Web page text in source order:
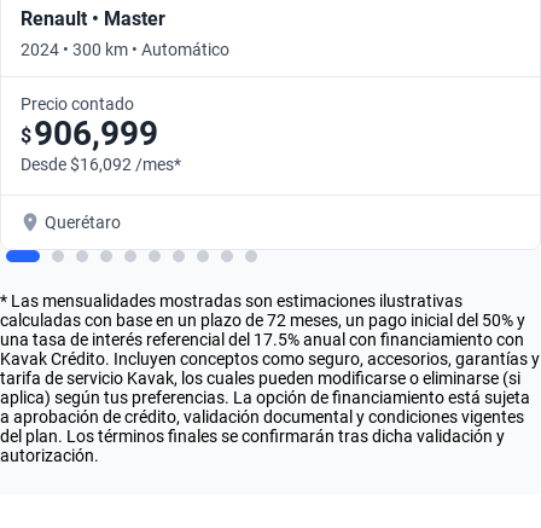
Renault • Master
2024 • 300 km • Automático
Precio contado
$906,999
Desde $16,092 /mes*
Querétaro
* Las mensualidades mostradas son estimaciones ilustrativas
calculadas con base en un plazo de 72 meses, un pago inicial del 50% y
una tasa de interés referencial del 17.5% anual con financiamiento con
Kavak Crédito. Incluyen conceptos como seguro, accesorios, garantías y
tarifa de servicio Kavak, los cuales pueden modificarse o eliminarse (si
aplica) según tus preferencias. La opción de financiamiento está sujeta
a aprobación de crédito, validación documental y condiciones vigentes
del plan. Los términos finales se confirmarán tras dicha validación y
autorización.